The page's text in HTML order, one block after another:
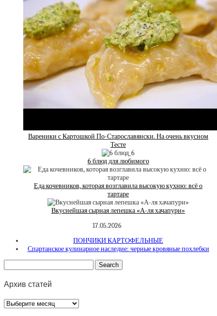
Вареники с Картошкой По-Старославянски. На очень вкусном
Тесте
6 блюд для любимого
Еда кочевников, которая возглавила высокую кухню: всё о
тартаре
Вкуснейшая сырная лепешка «А-ля хачапури»
17.05.2026
ПОНЧИКИ КАРТОФЕЛЬНЫЕ
Спартанское кулинарное наследие: черные кровяные похлебки
Архив статей
Архив
статей